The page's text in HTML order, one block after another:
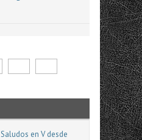
Saludos en V desde